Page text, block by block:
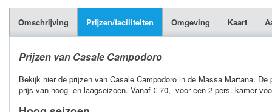
Omschrijving Prijzen/faciliteiten Omgeving Kaart
Prijzen van Casale Campodoro
Bekijk hier de prijzen van Casale Campodoro in de Massa Martana.
prijs van hoog- en laagseizoen. Vanaf € 70,- voor een 2 pers. kamer